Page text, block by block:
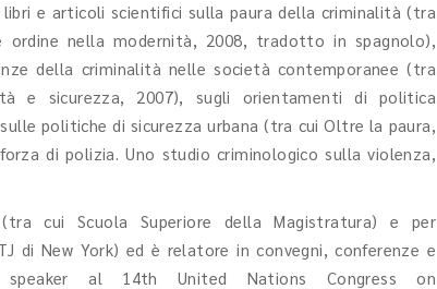
e articoli scientifici sulla paura della criminalità (tra
ordine nella modernità, 2008, tradotto in spagnolo),
della criminalità nelle società contemporanee (tra
e sicurezza, 2007), sugli orientamenti di politica
politiche di sicurezza urbana (tra cui Oltre la paura,
di polizia. Uno studio criminologico sulla violenza,
cui Scuola Superiore della Magistratura) e per
di New York) ed è relatore in convegni, conferenze e
al 14th United Nations Congress on